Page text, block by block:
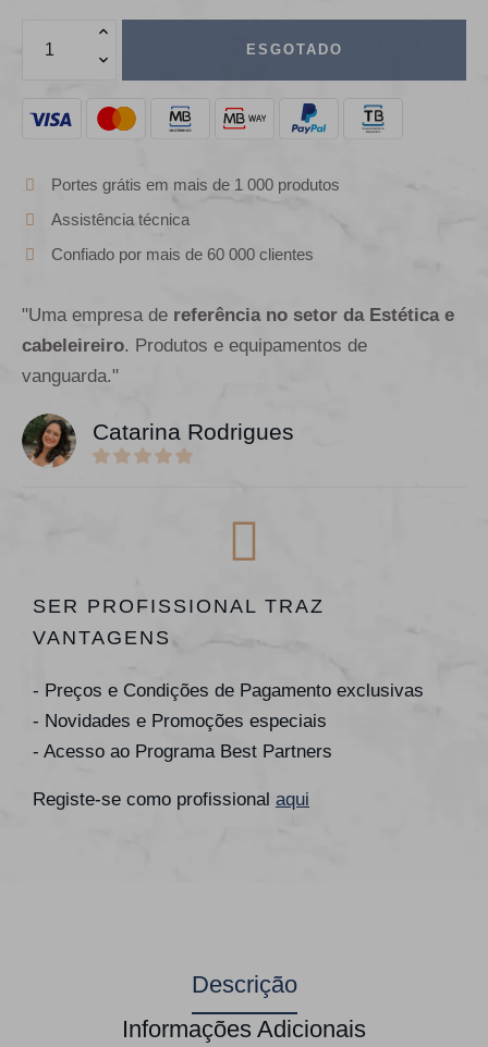
ESGOTADO
Portes grátis em mais de 1 000 produtos
Assistência técnica
Confiado por mais de 60 000 clientes
"Uma empresa de referência no setor da Estética e
cabeleireiro. Produtos e equipamentos de
vanguarda."
Catarina Rodrigues
SER PROFISSIONAL TRAZ
VANTAGENS
- Preços e Condições de Pagamento exclusivas
- Novidades e Promoções especiais
- Acesso ao Programa Best Partners
Registe-se como profissional aqui
Descrição
Informações Adicionais